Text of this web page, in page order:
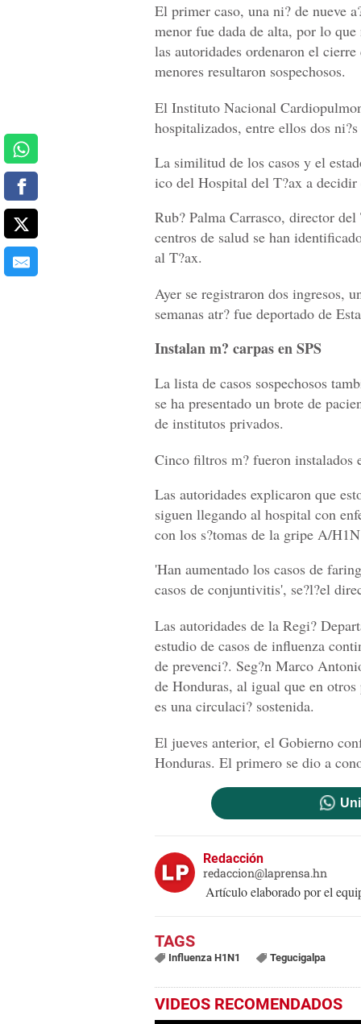
El primer caso, una ni? de nueve
menor fue dada de alta, por lo
las autoridades ordenaron el
menores resultaron sospechosos.
El Instituto Nacional
hospitalizados, entre ellos dos
La similitud de los casos y el
ico del Hospital del T?ax a decidir
Rub? Palma Carrasco, director
centros de salud se han
al T?ax.
Ayer se registraron dos ingresos,
semanas atr? fue deportado de
Instalan m? carpas en SPS
La lista de casos sospechosos
se ha presentado un brote de
de institutos privados.
Cinco filtros m? fueron instalados
Las autoridades explicaron que
siguen llegando al hospital con
con los s?tomas de la gripe A/
'Han aumentado los casos de
casos de conjuntivitis', se?l?el
Las autoridades de la Regi?
estudio de casos de influenza
de prevenci?. Seg?n Marco
de Honduras, al igual que en
es una circulaci? sostenida.
El jueves anterior, el Gobierno
Honduras. El primero se dio a
Redacción
redaccion@laprensa.hn
Artículo elaborado por el
Influenza H1N1 Tegucigalpa
VIDEOS RECOMENDADOS